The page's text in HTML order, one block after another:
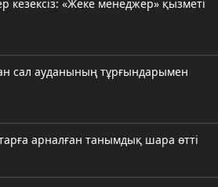
кезексіз: «Жеке менеджер» қызметі
сал ауданының тұрғындарымен
арналған танымдық шара өтті